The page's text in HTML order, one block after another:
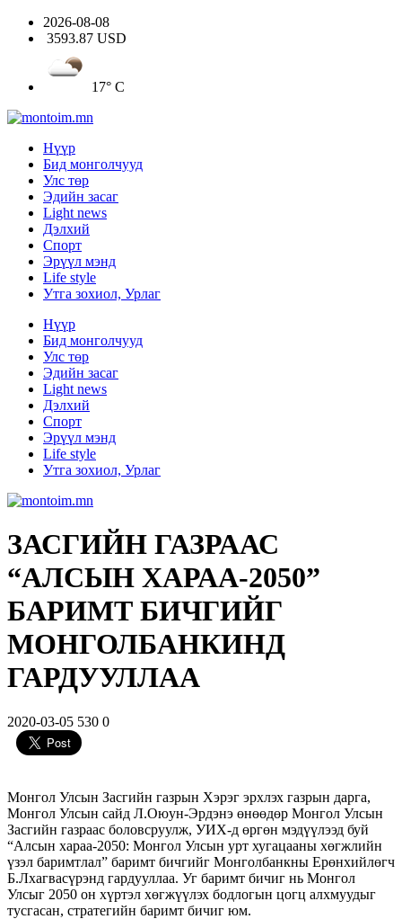
2026-08-08
3593.87 USD
17° C
Нүүр
Бид монголчууд
Улс төр
Эдийн засаг
Light news
Дэлхий
Спорт
Эрүүл мэнд
Life style
Утга зохиол, Урлаг
Нүүр
Бид монголчууд
Улс төр
Эдийн засаг
Light news
Дэлхий
Спорт
Эрүүл мэнд
Life style
Утга зохиол, Урлаг
ЗАСГИЙН ГАЗРААС
“АЛСЫН ХАРАА-2050”
БАРИМТ БИЧГИЙГ
МОНГОЛБАНКИНД
ГАРДУУЛЛАА
2020-03-05 530 0
Монгол Улсын Засгийн газрын Хэрэг эрхлэх газрын дарга,
Монгол Улсын сайд Л.Оюун-Эрдэнэ өнөөдөр Монгол Улсын
Засгийн газраас боловсруулж, УИХ-д өргөн мэдүүлээд буй
“Алсын хараа-2050: Монгол Улсын урт хугацааны хөгжлийн
үзэл баримтлал” баримт бичгийг Монголбанкны Ерөнхийлөгч
Б.Лхагвасүрэнд гардууллаа. Уг баримт бичиг нь Монгол
Улсыг 2050 он хүртэл хөгжүүлэх бодлогын цогц алхмуудыг
тусгасан, стратегийн баримт бичиг юм.